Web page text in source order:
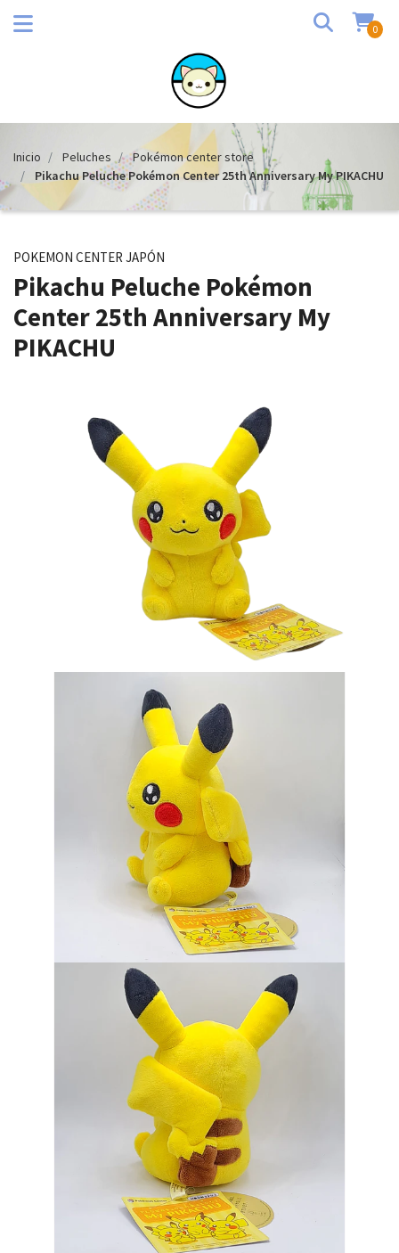
0
Inicio Peluches
Pokémon center store
Pikachu Peluche Pokémon Center 25th Anniversary My PIKACHU
POKEMON CENTER JAPÓN
Pikachu Peluche Pokémon
Center 25th Anniversary My
PIKACHU